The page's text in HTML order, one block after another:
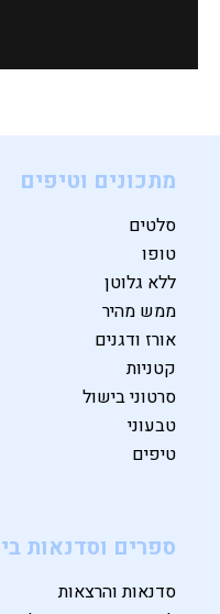
מתכונים וטיפים
סלטים
טופו
ללא גלוטן
ממש מהיר
אורז ודגנים
קטניות
סרטוני בישול
טבעוני
טיפים
ספרים וסדנאות
סדנאות והרצאות